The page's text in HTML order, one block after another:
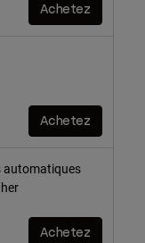
Achetez
Achetez
automatiques
Achetez